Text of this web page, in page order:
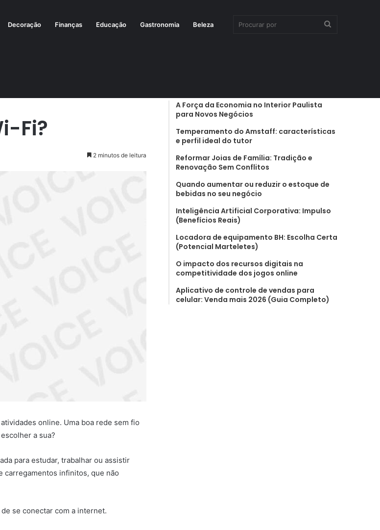
Decoração Finanças Educação Gastronomia Beleza
Fi?
2 minutos de leitura
online. Uma boa rede sem fio
a sua?
para estudar, trabalhar ou assistir
carregamentos infinitos, que não
se conectar com a internet.
A Força da Economia no Interior Paulista
para Novos Negócios
Temperamento do Amstaff: características
e perfil ideal do tutor
Reformar Joias de Família: Tradição e
Renovação Sem Conflitos
Quando aumentar ou reduzir o estoque de
bebidas no seu negócio
Inteligência Artificial Corporativa: Impulso
(Benefícios Reais)
Locadora de equipamento BH: Escolha Certa
(Potencial Marteletes)
O impacto dos recursos digitais na
competitividade dos jogos online
Aplicativo de controle de vendas para
celular: Venda mais 2026 (Guia Completo)